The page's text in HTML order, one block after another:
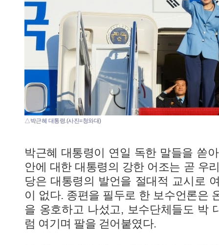
△박근혜 대통령.(사진=청와대)
박근혜 대통령이 연일 독한 말들을 쏟
안에 대한 대통령의 강한 어조는 곧 우
당은 대통령의 발언을 절대적 교시로
이 없다. 종편을 필두로 한 보수언론은
을 옹호하고 나섰고, 보수단체들도 박
럼 여기며 팔을 걷어붙였다.